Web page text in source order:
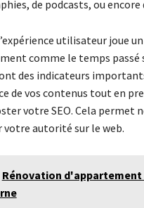
de podcasts, ou encore
utilisateur joue
comme le temps
des indicateurs
de vos contenus tout en
votre SEO. Cela permet
votre autorité sur le web.
Rénovation d'appartement